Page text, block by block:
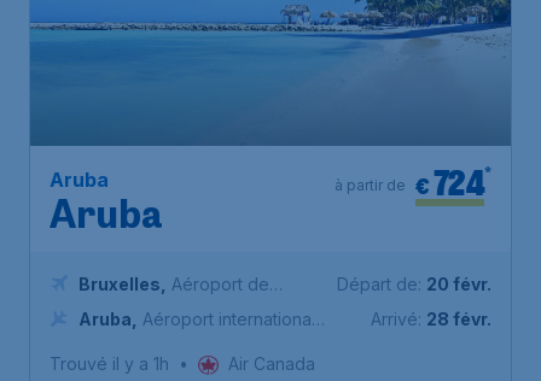
Aruba
Aruba
€724*
à partir de
Bruxelles
Aéroport de
Bruxelles-National
Aruba
Aéroport international
Départ de: 20 févr.
Arrivé: 28 févr.
Trouvé il y a 1h • Air Canada